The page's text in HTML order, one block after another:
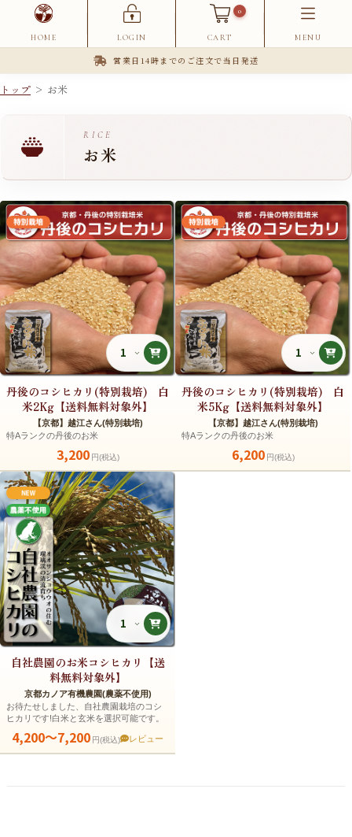
HOME LOGIN CART
0
MENU
営業日14時までのご注文で当日発送
トップ > お米
RICE
お米
丹後のコシヒカリ(特別栽培) 白
米2Kg【送料無料対象外】
【京都】越江さん(特別栽培)
特Aランクの丹後のお米
3,200 円(税込)
丹後のコシヒカリ(特別栽培) 白
米5Kg【送料無料対象外】
【京都】越江さん(特別栽培)
特Aランクの丹後のお米
6,200 円(税込)
自社農園のお米コシヒカリ【送
料無料対象外】
京都カノア有機農園(農薬不使用)
お待たせしました、自社農園栽培のコシ
ヒカリです!白米と玄米を選択可能です。
4,200～7,200 円(税込) レビュー